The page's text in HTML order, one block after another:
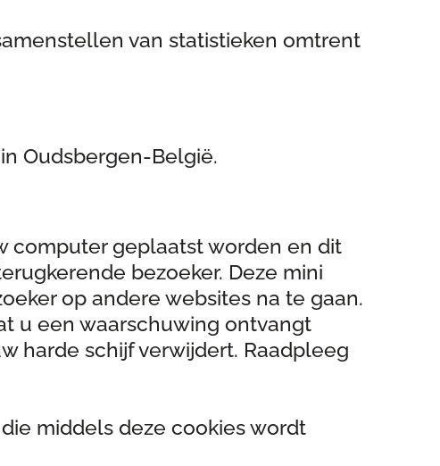
van statistieken omtrent
Oudsbergen-België.
computer geplaatst worden en dit
bezoeker. Deze mini
op andere websites na te gaan.
u een waarschuwing ontvangt
harde schijf verwijdert. Raadpleeg
middels deze cookies wordt